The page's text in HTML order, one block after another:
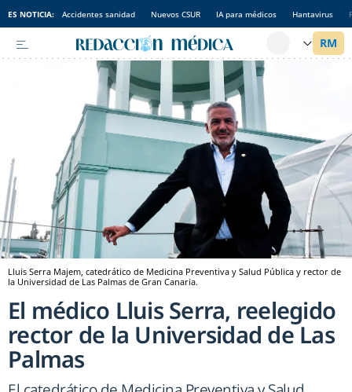
ES NOTICIA: Accidentes sanidad Nuevos CSUR IA para médicos Hantavirus
Lluis Serra Majem, catedrático de Medicina Preventiva y Salud Pública y rector de
la Universidad de Las Palmas de Gran Canaria.
El médico Lluis Serra, reelegido
rector de la Universidad de Las
Palmas